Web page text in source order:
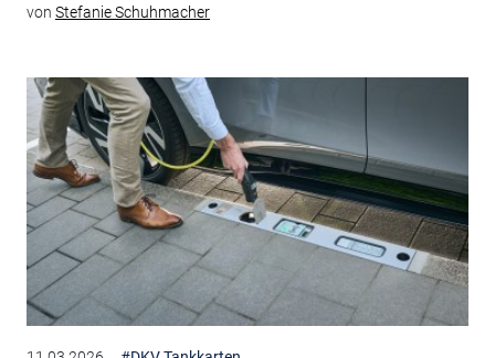
von Stefanie Schuhmacher